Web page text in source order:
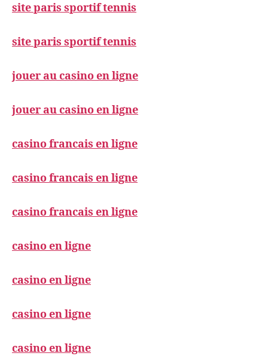
site paris sportif tennis
site paris sportif tennis
jouer au casino en ligne
jouer au casino en ligne
casino francais en ligne
casino francais en ligne
casino francais en ligne
casino en ligne
casino en ligne
casino en ligne
casino en ligne